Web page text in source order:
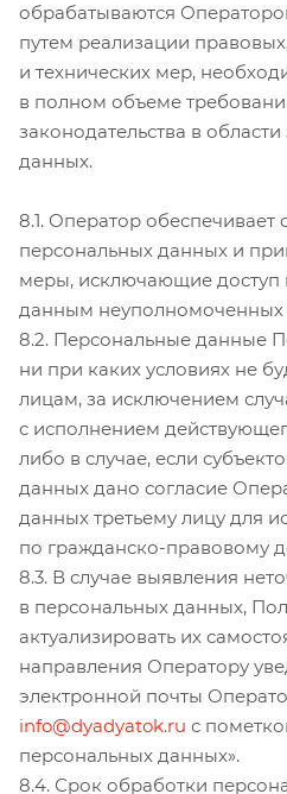
обрабатываются
путем реализации
и технических мер,
в полном объеме
законодательства в
данных.
8.1. Оператор обеспечивает
персональных данных и
меры, исключающие доступ
данным неуполномоченных
8.2. Персональные данные
ни при каких условиях не
лицам, за исключением
с исполнением
либо в случае, если
данных дано согласие
данных третьему лицу для
по гражданско-правовому
8.3. В случае выявления
в персональных данных,
актуализировать их
направления Оператору
электронной почты
info@dyadyatok.ru с
персональных данных».
8.4. Срок обработки